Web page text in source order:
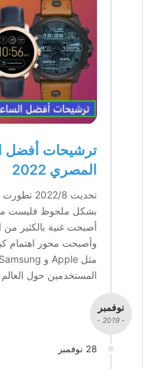
ترشيحات أفضل
المصري 2022
تحديث
بشكل ملحوظ فليست
أصبحت غنية بالكثير من
وأصبحت محور اهتمام
المستخدمين حول
نوفمبر
- 2019 -
28 نوفمبر